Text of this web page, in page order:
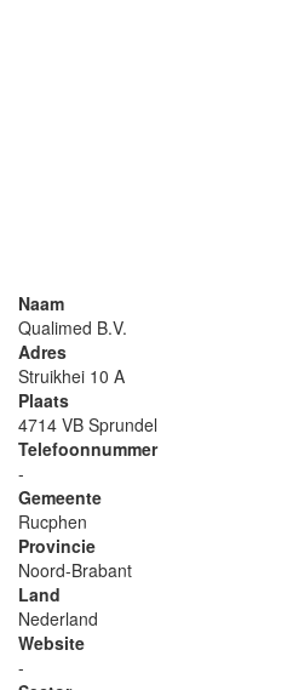
Naam
Qualimed B.V.
Adres
Struikhei 10 A
Plaats
4714 VB Sprundel
Telefoonnummer
-
Gemeente
Rucphen
Provincie
Noord-Brabant
Land
Nederland
Website
-